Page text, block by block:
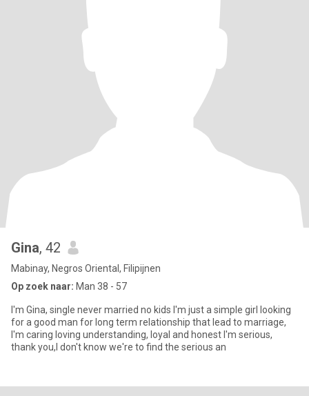
Gina, 42
Mabinay, Negros Oriental, Filipijnen
Op zoek naar: Man 38 - 57
I'm Gina, single never married no kids I'm just a simple girl looking
for a good man for long term relationship that lead to marriage,
I'm caring loving understanding, loyal and honest I'm serious,
thank you,I don't know we're to find the serious an